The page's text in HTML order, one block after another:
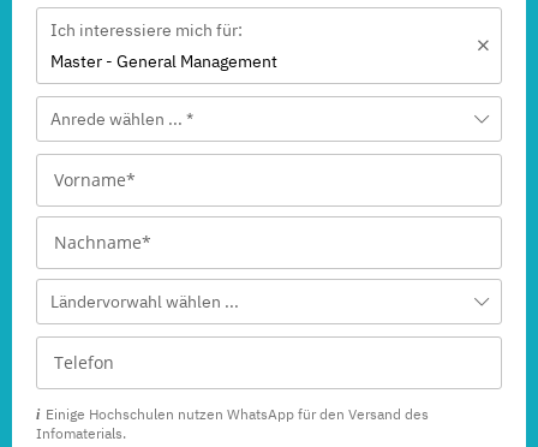
Ich interessiere mich für:
Master - General Management
Anrede wählen ... *
Ländervorwahl wählen ...
Einige Hochschulen nutzen WhatsApp für den Versand des
Infomaterials.